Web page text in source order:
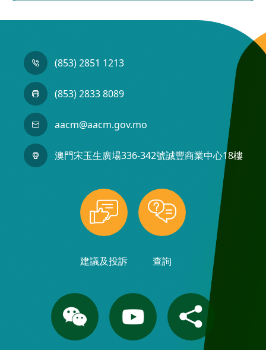
(853) 2851 1213
(853) 2833 8089
aacm@aacm.gov.mo
澳門宋玉生廣場336-342號誠豐商業中心18樓
建議及投訴 查詢